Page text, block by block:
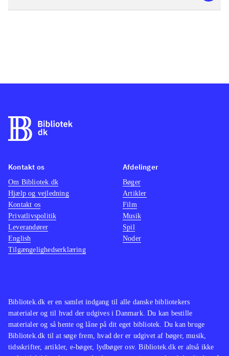
Bibliotek.dk er en samlet indgang til alle danske bibliotekers
materialer og til hvad der udgives i Danmark. Du kan bestille
materialer og så hente og låne på dit eget bibliotek. Du kan bruge
Bibliotek.dk til at søge frem, hvad der er udgivet af bøger, musik,
tidsskrifter, artikler, e-bøger, lydbøger osv. Bibliotek.dk er altså ikke
Kontakt os
Om Bibliotek.dk
Hjælp og vejledning
Kontakt os
Privatlivspolitik
Leverandører
English
Tilgængelighedserklæring
Afdelinger
Bøger
Artikler
Film
Musik
Spil
Noder